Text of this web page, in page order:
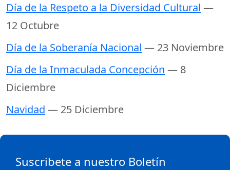
Día de la Respeto a la Diversidad Cultural —
12 Octubre
Día de la Soberanía Nacional — 23 Noviembre
Día de la Inmaculada Concepción — 8
Diciembre
Navidad — 25 Diciembre
Suscribete a nuestro Boletín